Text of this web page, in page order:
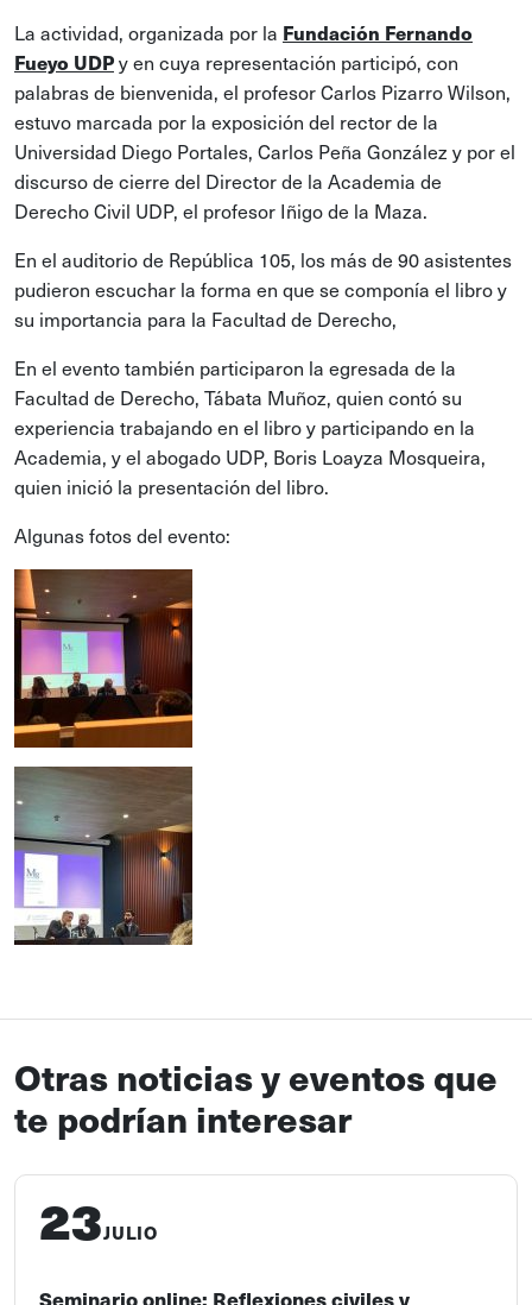
La actividad, organizada por la Fundación Fernando
Fueyo UDPy en cuya representación participó, con
palabras de bienvenida, el profesor Carlos Pizarro Wilson,
estuvo marcada por la exposición del rector de la
Universidad Diego Portales, Carlos Peña González y por el
discurso de cierre del Director de la Academia de
Derecho Civil UDP, el profesor Iñigo de la Maza.
En el auditorio de República 105, los más de 90 asistentes
pudieron escuchar la forma en que se componía el libro y
su importancia para la Facultad de Derecho,
En el evento también participaron la egresada de la
Facultad de Derecho, Tábata Muñoz, quien contó su
experiencia trabajando en el libro y participando en la
Academia, y el abogado UDP, Boris Loayza Mosqueira,
quien inició la presentación del libro.
Algunas fotos del evento:
Otras noticias y eventos que
te podrían interesar
23JULIO